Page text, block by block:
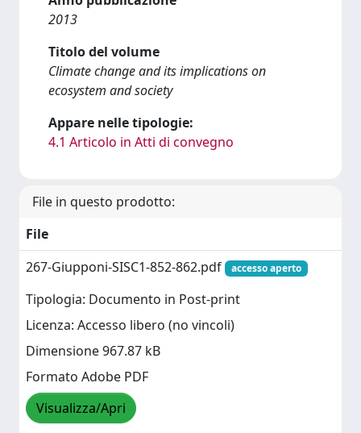
2013
Titolo del volume
Climate change and its implications on
ecosystem and society
Appare nelle tipologie:
4.1 Articolo in Atti di convegno
File in questo prodotto:
File
267-Giupponi-SISC1-852-862.pdf
accesso aperto
Tipologia: Documento in Post-print
Licenza: Accesso libero (no vincoli)
Dimensione 967.87 kB
Formato Adobe PDF
Visualizza/Apri